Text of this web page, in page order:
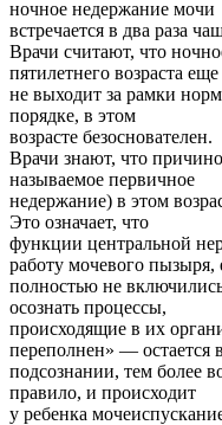
ночное недержание мочи
встречается в два раза
Врачи считают, что
пятилетнего возраста еще
не выходит за рамки
порядке, в этом
возрасте безоснователен.
Врачи знают, что
называемое первичное
недержание) в этом
Это означает, что
функции центральной
работу мочевого пызыря,
полностью не
осознать процессы,
происходящие в их
переполнен» — остается в
подсознании, тем более
правило, и происходит
у ребенка